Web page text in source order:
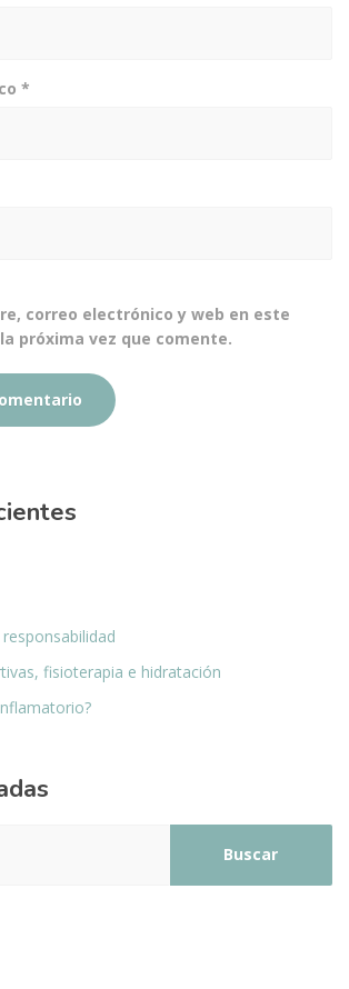
*
correo electrónico y web en este
próxima vez que comente.
fisioterapia e hidratación